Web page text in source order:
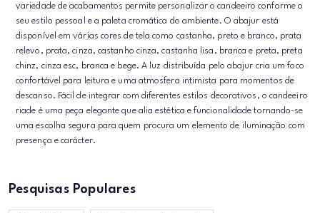
variedade de acabamentos permite personalizar o candeeiro conforme o
seu estilo pessoal e a paleta cromática do ambiente. O abajur está
disponível em várias cores de tela como castanha, preto e branco, prata
relevo, prata, cinza, castanho cinza, castanha lisa, branca e preta, preta
chinz, cinza esc, branca e bege. A luz distribuída pelo abajur cria um foco
confortável para leitura e uma atmosfera intimista para momentos de
descanso. Fácil de integrar com diferentes estilos decorativos, o candeeiro
riade é uma peça elegante que alia estética e funcionalidade tornando-se
uma escolha segura para quem procura um elemento de iluminação com
presença e carácter.
Pesquisas Populares